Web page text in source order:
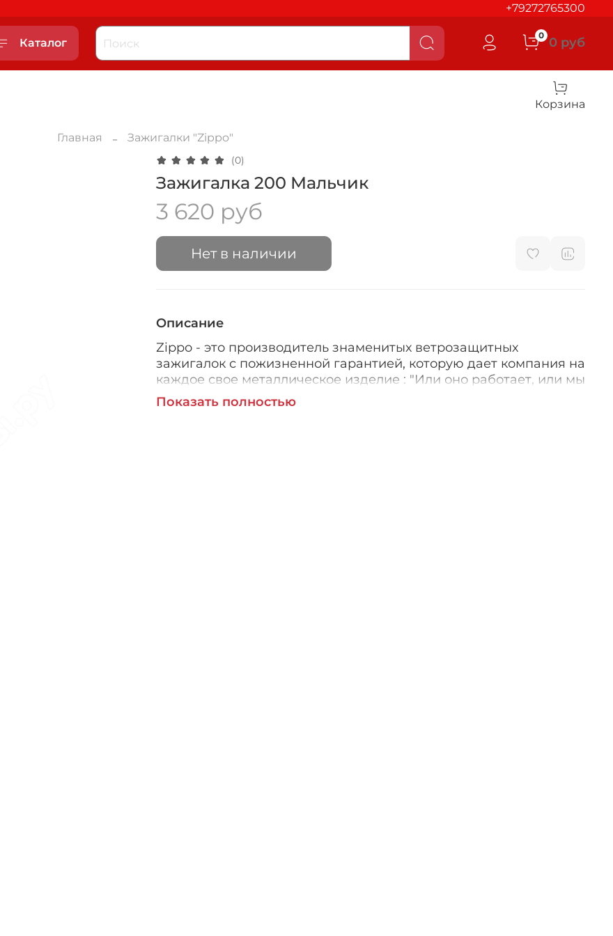
+79272765300
Каталог
0 0 руб
Корзина
Главная Зажигалки "Zippo"
(0)
Зажигалка 200 Мальчик
3 620 руб
Нет в наличии
Описание
Zippo - это производитель знаменитых ветрозащитных
зажигалок с пожизненной гарантией, которую дает компания на
каждое свое металлическое изделие : "Или оно работает, или мы
починим его бесплатно". Обратите внимание на то, что
зажигалки Zippo широко известны в мире как престижный
Показать полностью